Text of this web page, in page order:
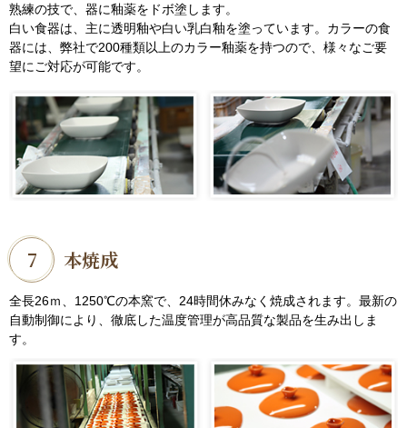
熟練の技で、器に釉薬をドボ塗します。
白い食器は、主に透明釉や白い乳白釉を塗っています。カラーの食
器には、弊社で200種類以上のカラー釉薬を持つので、様々なご要
望にご対応が可能です。
全長26ｍ、1250℃の本窯で、24時間休みなく焼成されます。最新の
自動制御により、徹底した温度管理が高品質な製品を生み出しま
す。
7 本焼成